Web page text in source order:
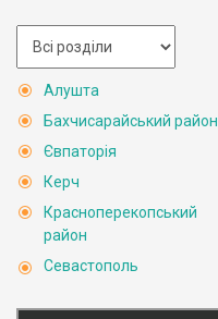
Алушта
Бахчисарайський район
Євпаторія
Керч
Красноперекопський
район
Севастополь